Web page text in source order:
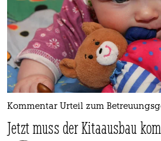
Kommentar Urteil zum
Jetzt muss der Kitaausbau